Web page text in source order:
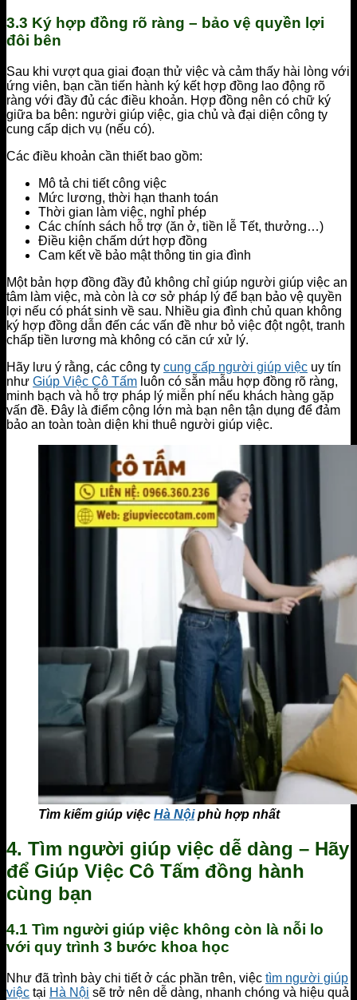
3.3 Ký hợp đồng rõ ràng – bảo vệ quyền lợi
đôi bên
Sau khi vượt qua giai đoạn thử việc và cảm thấy hài lòng với
ứng viên, bạn cần tiến hành ký kết hợp đồng lao động rõ
ràng với đầy đủ các điều khoản. Hợp đồng nên có chữ ký
giữa ba bên: người giúp việc, gia chủ và đại diện công ty
cung cấp dịch vụ (nếu có).
Các điều khoản cần thiết bao gồm:
Mô tả chi tiết công việc
Mức lương, thời hạn thanh toán
Thời gian làm việc, nghỉ phép
Các chính sách hỗ trợ (ăn ở, tiền lễ Tết, thưởng…)
Điều kiện chấm dứt hợp đồng
Cam kết về bảo mật thông tin gia đình
Một bản hợp đồng đầy đủ không chỉ giúp người giúp việc an
tâm làm việc, mà còn là cơ sở pháp lý để bạn bảo vệ quyền
lợi nếu có phát sinh về sau. Nhiều gia đình chủ quan không
ký hợp đồng dẫn đến các vấn đề như bỏ việc đột ngột, tranh
chấp tiền lương mà không có căn cứ xử lý.
Hãy lưu ý rằng, các công ty cung cấp người giúp việc uy tín
như Giúp Việc Cô Tấm luôn có sẵn mẫu hợp đồng rõ ràng,
minh bạch và hỗ trợ pháp lý miễn phí nếu khách hàng gặp
vấn đề. Đây là điểm cộng lớn mà bạn nên tận dụng để đảm
bảo an toàn toàn diện khi thuê người giúp việc.
Tìm kiếm giúp việc Hà Nộiphù hợp nhất
4. Tìm người giúp việc dễ dàng – Hãy
để Giúp Việc Cô Tấm đồng hành
cùng bạn
4.1 Tìm người giúp việc không còn là nỗi lo
với quy trình 3 bước khoa học
Như đã trình bày chi tiết ở các phần trên, việc tìm người giúp
việc tại Hà Nội sẽ trở nên dễ dàng, nhanh chóng và hiệu quả